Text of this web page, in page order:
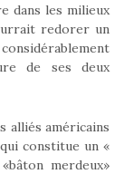
dans les milieux
redorer un
de ses deux
alliés américains
constitue un «
merdeux»